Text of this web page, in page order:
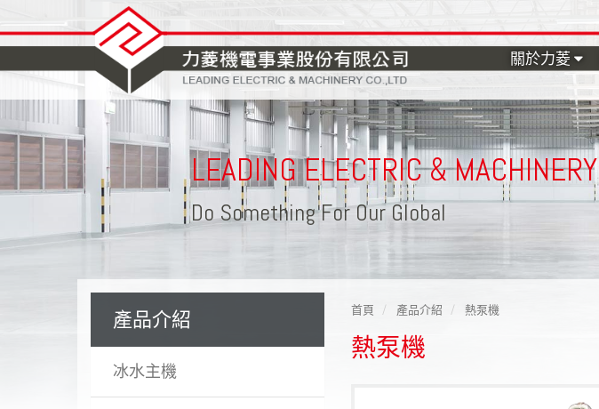
關於力菱
LEADING ELECTRIC&MACHINERY
Do Something For Our Global
產品介紹
冰水主機
首頁 產品介紹 熱泵機
熱泵機